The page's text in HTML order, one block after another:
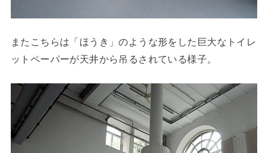
またこちらは「ほうき」のような形をした巨大なトイレ
ットペーパーが天井から吊るされている様子。